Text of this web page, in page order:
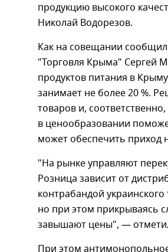
продукцию высокого
Николай Водорезов.
Как на совещании
"Торговля Крыма" Сергей
продуктов питания в
занимает не более 20 %.
товаров и,
в ценообразовании
может обеспечить приход
"На рынке управляют
Розница зависит от
контрабандой
но при этом прикрываясь
завышают цены", —
При этом